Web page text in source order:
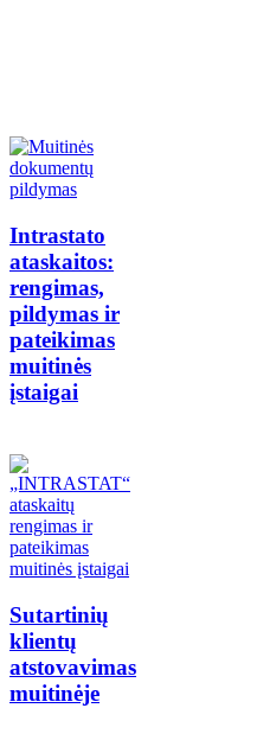
Intrastato
ataskaitos:
rengimas,
pildymas ir
pateikimas
muitinės
įstaigai
Sutartinių
klientų
atstovavimas
muitinėje